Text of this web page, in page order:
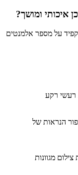
איכותי ומושך?
על מספר אלמנטים
רעשי רקע
הנראות של
מגוונות